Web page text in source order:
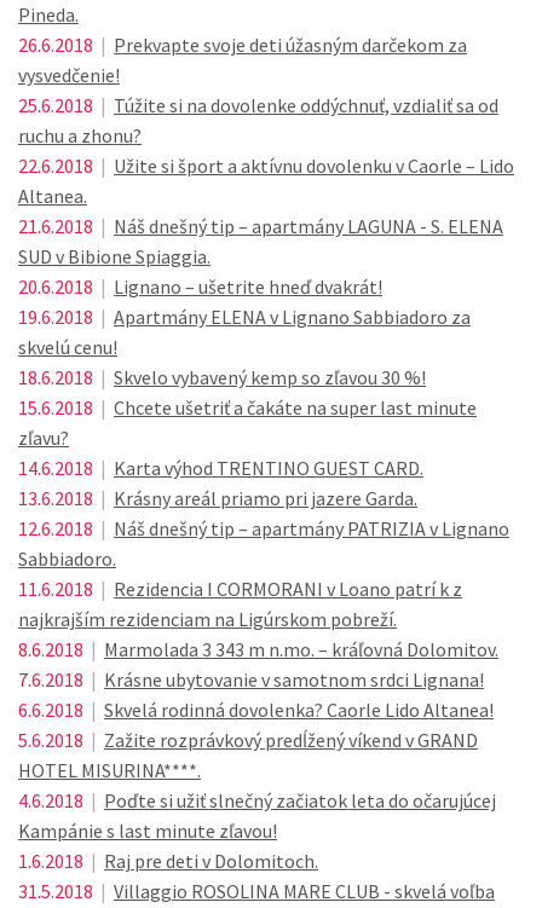
Pineda.
26.6.2018 | Prekvapte svoje deti úžasným darčekom za
vysvedčenie!
25.6.2018 | Túžite si na dovolenke oddýchnuť, vzdialiť sa od
ruchu a zhonu?
22.6.2018 | Užite si šport a aktívnu dovolenku v Caorle – Lido
Altanea.
21.6.2018 | Náš dnešný tip – apartmány LAGUNA - S. ELENA
SUD v Bibione Spiaggia.
20.6.2018 | Lignano – ušetrite hneď dvakrát!
19.6.2018 | Apartmány ELENA v Lignano Sabbiadoro za
skvelú cenu!
18.6.2018 | Skvelo vybavený kemp so zľavou 30 %!
15.6.2018 | Chcete ušetriť a čakáte na super last minute
zľavu?
14.6.2018 | Karta výhod TRENTINO GUEST CARD.
13.6.2018 | Krásny areál priamo pri jazere Garda.
12.6.2018 | Náš dnešný tip – apartmány PATRIZIA v Lignano
Sabbiadoro.
11.6.2018 | Rezidencia I CORMORANI v Loano patrí k z
najkrajším rezidenciam na Ligúrskom pobreží.
8.6.2018 | Marmolada 3 343 m n.mo. – kráľovná Dolomitov.
7.6.2018 | Krásne ubytovanie v samotnom srdci Lignana!
6.6.2018 | Skvelá rodinná dovolenka? Caorle Lido Altanea!
5.6.2018 | Zažite rozprávkový predĺžený víkend v GRAND
HOTEL MISURINA****.
4.6.2018 | Poďte si užiť slnečný začiatok leta do očarujúcej
Kampánie s last minute zľavou!
1.6.2018 | Raj pre deti v Dolomitoch.
31.5.2018 | Villaggio ROSOLINA MARE CLUB - skvelá voľba